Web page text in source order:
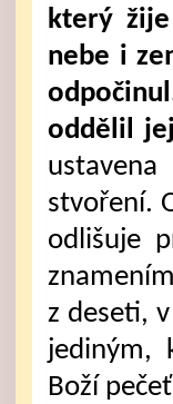
který
nebe i
oddělil
stvoření.
odlišuje
z deseti,
jediným,
Boží